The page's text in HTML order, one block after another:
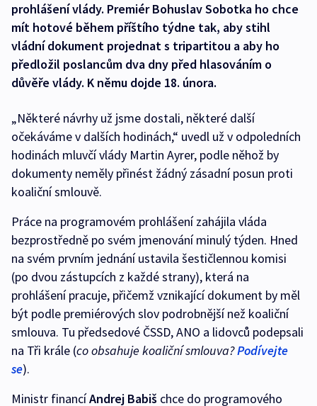
prohlášení vlády. Premiér Bohuslav Sobotka ho chce
mít hotové během příštího týdne tak, aby stihl
vládní dokument projednat s tripartitou a aby ho
předložil poslancům dva dny před hlasováním o
důvěře vlády. K němu dojde 18. února.
„Některé návrhy už jsme dostali, některé další
očekáváme v dalších hodinách,“ uvedl už v odpoledních
hodinách mluvčí vlády Martin Ayrer, podle něhož by
dokumenty neměly přinést žádný zásadní posun proti
koaliční smlouvě.
Práce na programovém prohlášení zahájila vláda
bezprostředně po svém jmenování minulý týden. Hned
na svém prvním jednání ustavila šestičlennou komisi
(po dvou zástupcích z každé strany), která na
prohlášení pracuje, přičemž vznikající dokument by měl
být podle premiérových slov podrobnější než koaliční
smlouva. Tu předsedové ČSSD, ANO a lidovců podepsali
na Tři krále (co obsahuje koaliční smlouva?Podívejte
se).
Ministr financíAndrej Babiš chce do programového